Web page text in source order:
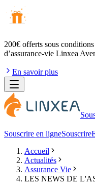
200€ offerts sous
d’assurance-vie Linxea
En savoir plus
Souscrire en ligneSouscrire
Accueil
Actualités
Assurance Vie
LES NEWS DE